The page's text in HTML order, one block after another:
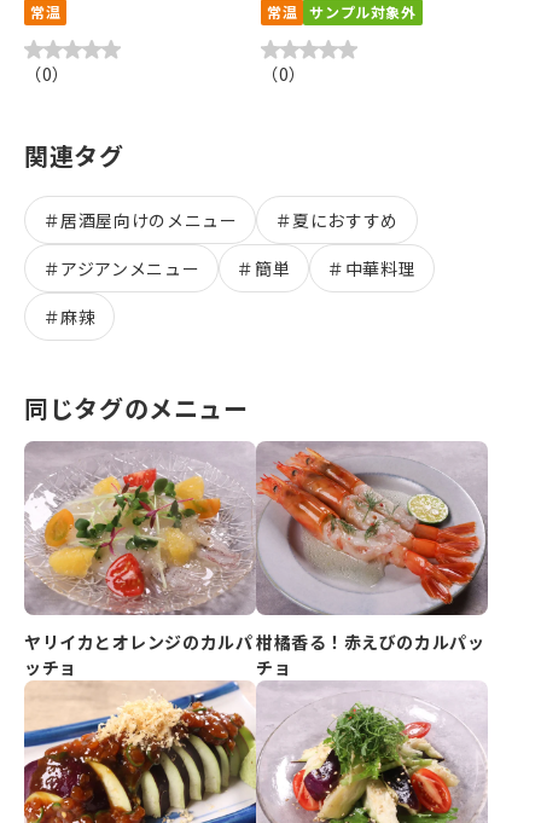
常温
（0）
常温 サンプル対象外
（0）
関連タグ
＃居酒屋向けのメニュー ＃夏におすすめ
＃アジアンメニュー ＃簡単 ＃ 中華料理
＃麻辣
同じタグのメニュー
ヤリイカとオレンジのカルパ
ッチョ
柑橘香る！赤えびのカルパッ
チョ